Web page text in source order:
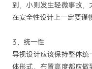
到，小则发生轻微事故，
在安全性设计上一定要谨
3、统一性
导视设计应该保持整体
体形式、布置高度都应